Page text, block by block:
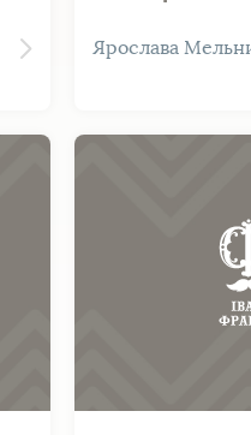
Ярослава